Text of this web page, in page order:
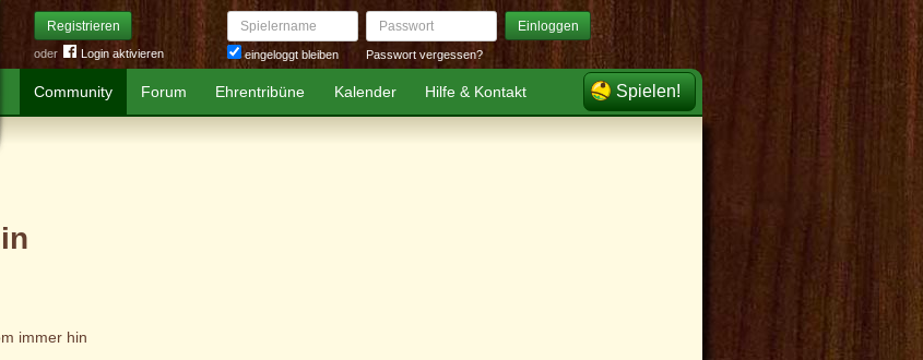
Registrieren
oder Login aktivieren
Spielername
eingeloggt bleiben
Passwort Einloggen
Passwort vergessen?
Community Forum Ehrentribüne Kalender Hilfe & Kontakt Spielen!
immer hin